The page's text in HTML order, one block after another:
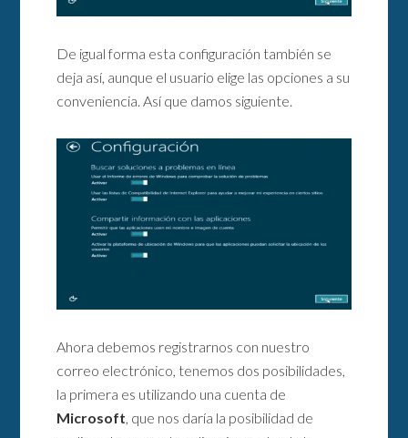
De igual forma esta configuración también se
deja así, aunque el usuario elige las opciones a su
conveniencia. Así que damos siguiente.
Ahora debemos registrarnos con nuestro
correo electrónico, tenemos dos posibilidades,
la primera es utilizando una cuenta de
Microsoft , que nos daría la posibilidad de